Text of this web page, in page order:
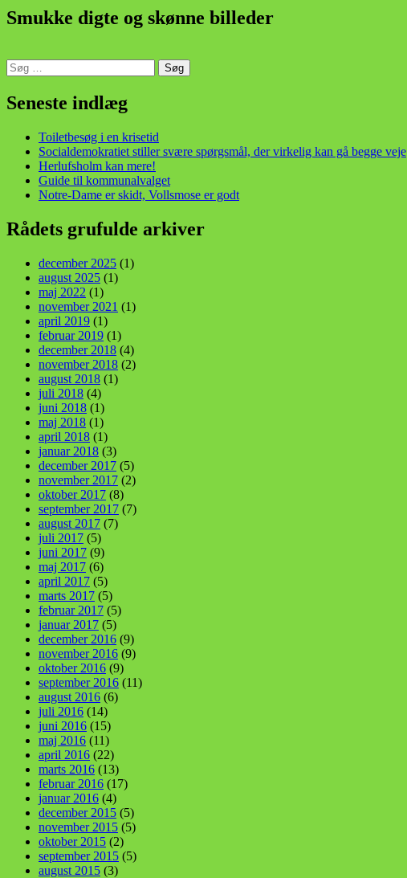
Smukke digte og skønne billeder
Søg
efter:
Seneste indlæg
Toiletbesøg i en krisetid
Socialdemokratiet stiller svære spørgsmål, der virkelig kan gå begge veje
Herlufsholm kan mere!
Guide til kommunalvalget
Notre-Dame er skidt, Vollsmose er godt
Rådets grufulde arkiver
december 2025 (1)
august 2025 (1)
maj 2022 (1)
november 2021 (1)
april 2019 (1)
februar 2019 (1)
december 2018 (4)
november 2018 (2)
august 2018 (1)
juli 2018 (4)
juni 2018 (1)
maj 2018 (1)
april 2018 (1)
januar 2018 (3)
december 2017 (5)
november 2017 (2)
oktober 2017 (8)
september 2017 (7)
august 2017 (7)
juli 2017 (5)
juni 2017 (9)
maj 2017 (6)
april 2017 (5)
marts 2017 (5)
februar 2017 (5)
januar 2017 (5)
december 2016 (9)
november 2016 (9)
oktober 2016 (9)
september 2016 (11)
august 2016 (6)
juli 2016 (14)
juni 2016 (15)
maj 2016 (11)
april 2016 (22)
marts 2016 (13)
februar 2016 (17)
januar 2016 (4)
december 2015 (5)
november 2015 (5)
oktober 2015 (2)
september 2015 (5)
august 2015 (3)